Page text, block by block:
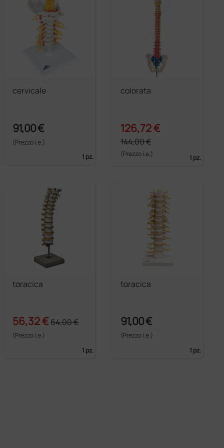
cervicale
91,00 €
(Prezzo i.e.)
1 pz.
colorata
126,72 €
144,00 €
(Prezzo i.e.) 1 pz.
toracica
56,32 €64,00 €
(Prezzo i.e.)
1 pz.
toracica
91,00 €
(Prezzo i.e.)
1 pz.